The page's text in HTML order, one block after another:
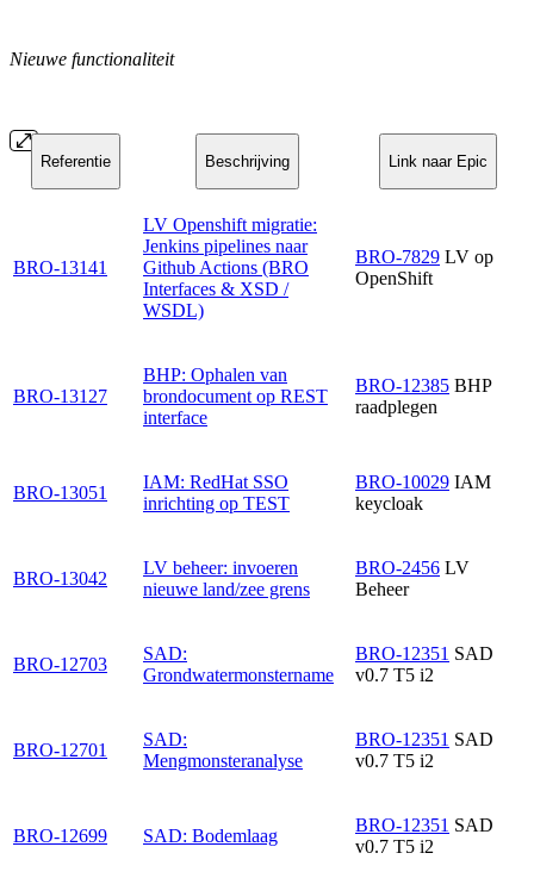
Nieuwe functionaliteit
Referentie Beschrijving Link naar Epic
BRO-13141
LV Openshift migratie:
Jenkins pipelines naar
Github Actions (BRO
Interfaces & XSD /
WSDL)
BRO-7829 LV op
OpenShift
BRO-13127
BHP: Ophalen van
brondocument op REST
interface
BRO-12385 BHP
raadplegen
BRO-13051
IAM: RedHat SSO
inrichting op TEST
BRO-10029 IAM
keycloak
BRO-13042
LV beheer: invoeren
nieuwe land/zee grens
BRO-2456 LV
Beheer
BRO-12703
SAD:
Grondwatermonstername
BRO-12351 SAD
v0.7 T5 i2
BRO-12701
SAD:
Mengmonsteranalyse
BRO-12351 SAD
v0.7 T5 i2
BRO-12699 SAD: Bodemlaag
BRO-12351 SAD
v0.7 T5 i2